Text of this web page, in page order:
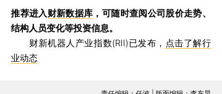
推荐进入财新数据库 ，可随时查阅公司股价走势、
结构人员变化等投资信息。
财新机器人产业指数(RII)已发布， 点击了解行
业动态